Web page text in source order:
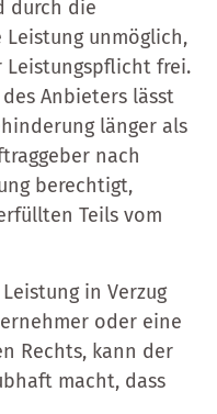
durch die
unmöglich,
frei.
Anbieters lässt
länger als
nach
berechtigt,
Teils vom
in Verzug
oder eine
Rechts, kann der
macht, dass